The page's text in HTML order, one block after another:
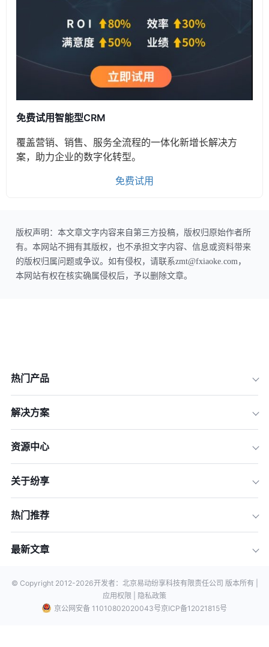
免费试用智能型CRM
覆盖营销、销售、服务全流程的一体化新增长解决方
案，助力企业的数字化转型。
免费试用
版权声明：本文章文字内容来自第三方投稿，版权归原始作者所
有。本网站不拥有其版权，也不承担文字内容、信息或资料带来
的版权归属问题或争议。如有侵权，请联系zmt@fxiaoke.com，
本网站有权在核实确属侵权后，予以删除文章。
热门产品
解决方案
资源中心
关于纷享
热门推荐
最新文章
© Copyright 2012-2026开发者：北京易动纷享科技有限责任公司 版本所有 |
应用权限 |
隐私政策
京公网安备 11010802020043号京ICP备12021815号